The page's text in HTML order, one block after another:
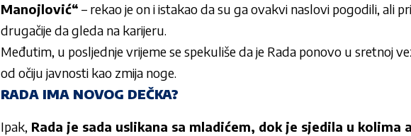
Manojlović“ – rekao je on i istakao da su ga ovakvi naslovi pogodili, ali
drugačije da gleda na karijeru.
Međutim, u posljednje vrijeme se spekuliše da je Rada ponovo u sretnoj
od očiju javnosti kao zmija noge.
RADA IMA NOVOG DEČKA?
Ipak, Rada je sada uslikana sa mladićem, dok je sjedila u kolima